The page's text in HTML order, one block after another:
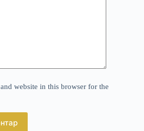
website in this browser for the